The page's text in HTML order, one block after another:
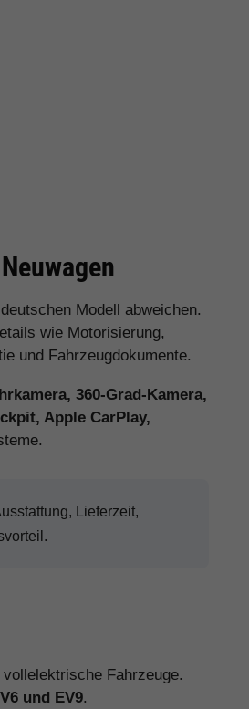
Modell abweichen.
wie Motorisierung,
und Fahrzeugdokumente.
360-Grad-Kamera,
Apple CarPlay,
Lieferzeit,
Fahrzeuge.
und EV9.